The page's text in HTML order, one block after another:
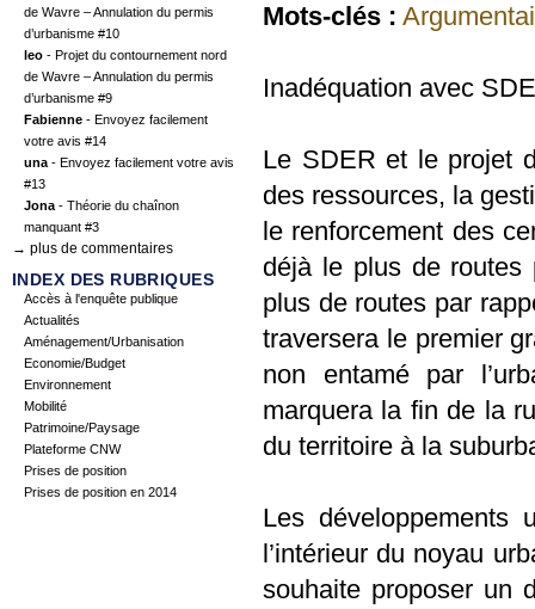
de Wavre – Annulation du permis
d’urbanisme #10
leo - Projet du contournement nord
de Wavre – Annulation du permis
d’urbanisme #9
Fabienne - Envoyez facilement
votre avis #14
una - Envoyez facilement votre avis
#13
Jona - Théorie du chaînon
manquant #3
→ plus de commentaires
INDEX DES RUBRIQUES
Accès à l'enquête publique
Actualités
Aménagement/Urbanisation
Economie/Budget
Environnement
Mobilité
Patrimoine/Paysage
Plateforme CNW
Prises de position
Prises de position en 2014
Mots-clés :
Inadéquation avec
Le SDER et le projet
des ressources, la
le renforcement des
déjà le plus de routes
plus de routes par
traversera le premier
non entamé par
marquera la fin de la
du territoire à la
Les développements
l’intérieur du noyau
souhaite proposer un